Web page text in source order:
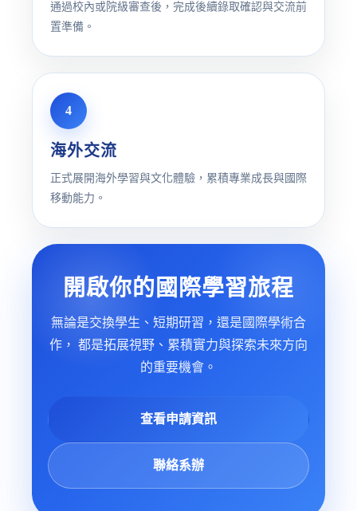
通過校內或院級審查後，完成後續錄取確認與交流前
置準備。
4
海外交流
正式展開海外學習與文化體驗，累積專業成長與國際
移動能力。
開啟你的國際學習旅程
無論是交換學生、短期研習，還是國際學術合
作， 都是拓展視野、累積實力與探索未來方向
的重要機會。
查看申請資訊
聯絡系辦